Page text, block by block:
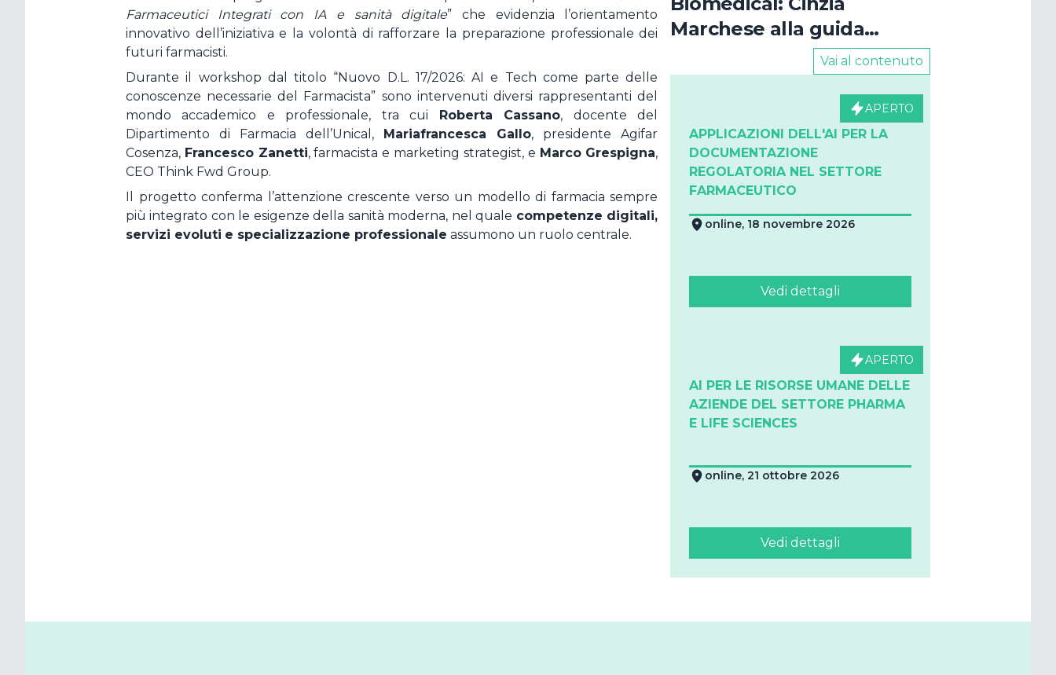
Farmaceutici Integrati con IA e sanità digitale” che evidenzia l’orientamento
innovativo dell’iniziativa e la volontà di rafforzare la preparazione professionale dei
futuri farmacisti.
Durante il workshop dal titolo “Nuovo D.L. 17/2026: AI e Tech come parte delle
conoscenze necessarie del Farmacista” sono intervenuti diversi rappresentanti del
mondo accademico e professionale, tra cui Roberta Cassano, docente del
Dipartimento di Farmacia dell’Unical, Mariafrancesca Gallo, presidente Agifar
Cosenza, Francesco Zanetti, farmacista e marketing strategist, e Marco Grespigna,
CEO Think Fwd Group.
Il progetto conferma l’attenzione crescente verso un modello di farmacia sempre
più integrato con le esigenze della sanità moderna, nel quale competenze digitali,
servizi evoluti e specializzazione professionale assumono un ruolo centrale.
Marchese alla guida
Vai al contenuto
APERTO
APPLICAZIONI DELL'AI PER LA
DOCUMENTAZIONE
REGOLATORIA NEL SETTORE
FARMACEUTICO
online, 18 novembre 2026
Vedi dettagli
APERTO
AI PER LE RISORSE UMANE DELLE
AZIENDE DEL SETTORE PHARMA
E LIFE SCIENCES
online, 21 ottobre 2026
Vedi dettagli